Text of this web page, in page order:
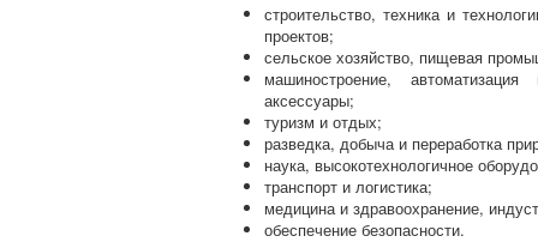
строительство, техника и
проектов;
сельское хозяйство, пищевая
машиностроение,
аксессуары;
туризм и отдых;
разведка, добыча и переработка
наука, высокотехнологичное
транспорт и логистика;
медицина и здравоохранение,
обеспечение безопасности.